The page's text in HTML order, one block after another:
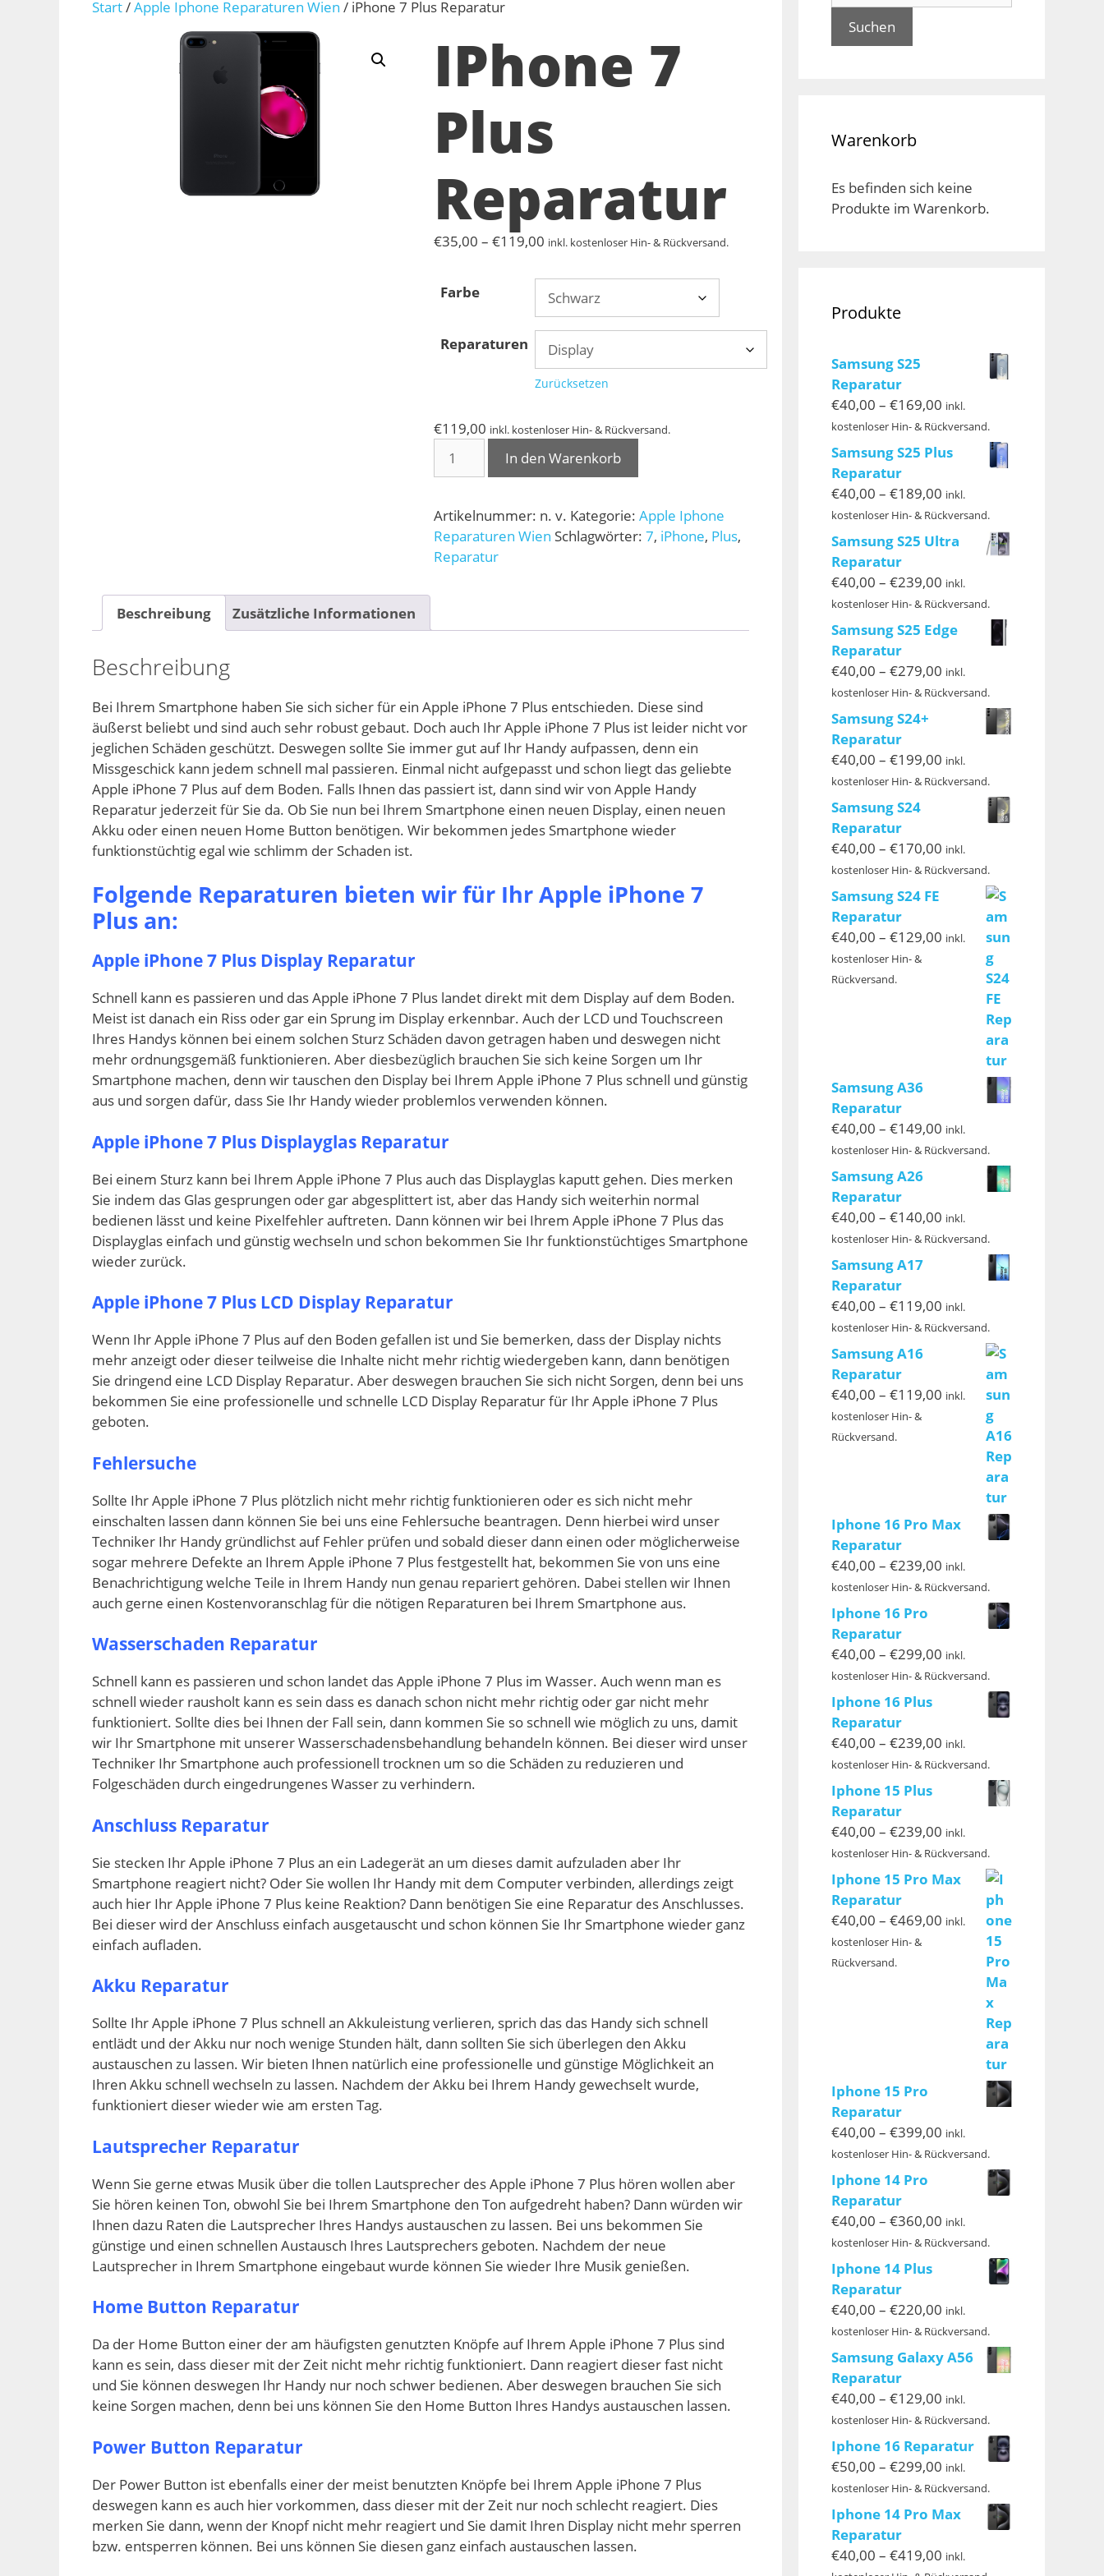
Start/Apple Iphone Reparaturen Wien / iPhone 7 Plus Reparatur
IPhone 7
Plus
Reparatur
€35,00 – €119,00 Preisspanne:
bis
€119,00
inkl. kostenloser Hin- & Rückversand.
Farbe
Reparaturen
Zurücksetzen
€119,00 inkl. kostenloser Hin- & Rückversand.
Reparatur
Menge
In den Warenkorb
Artikelnummer: n. v. Kategorie: Apple Iphone
Reparaturen Wien Schlagwörter: 7, iPhone, Plus,
Reparatur
Beschreibung Zusätzliche Informationen
Beschreibung
Bei Ihrem Smartphone haben Sie sich sicher für ein Apple iPhone 7 Plus entschieden. Diese sind
äußerst beliebt und sind auch sehr robust gebaut. Doch auch Ihr Apple iPhone 7 Plus ist leider nicht vor
jeglichen Schäden geschützt. Deswegen sollte Sie immer gut auf Ihr Handy aufpassen, denn ein
Missgeschick kann jedem schnell mal passieren. Einmal nicht aufgepasst und schon liegt das geliebte
Apple iPhone 7 Plus auf dem Boden. Falls Ihnen das passiert ist, dann sind wir von Apple Handy
Reparatur jederzeit für Sie da. Ob Sie nun bei Ihrem Smartphone einen neuen Display, einen neuen
Akku oder einen neuen Home Button benötigen. Wir bekommen jedes Smartphone wieder
funktionstüchtig egal wie schlimm der Schaden ist.
Folgende Reparaturen bieten wir für Ihr Apple iPhone 7
Plus an:
Apple iPhone 7 Plus Display Reparatur
Schnell kann es passieren und das Apple iPhone 7 Plus landet direkt mit dem Display auf dem Boden.
Meist ist danach ein Riss oder gar ein Sprung im Display erkennbar. Auch der LCD und Touchscreen
Ihres Handys können bei einem solchen Sturz Schäden davon getragen haben und deswegen nicht
mehr ordnungsgemäß funktionieren. Aber diesbezüglich brauchen Sie sich keine Sorgen um Ihr
Smartphone machen, denn wir tauschen den Display bei Ihrem Apple iPhone 7 Plus schnell und günstig
aus und sorgen dafür, dass Sie Ihr Handy wieder problemlos verwenden können.
Apple iPhone 7 Plus Displayglas Reparatur
Bei einem Sturz kann bei Ihrem Apple iPhone 7 Plus auch das Displayglas kaputt gehen. Dies merken
Sie indem das Glas gesprungen oder gar abgesplittert ist, aber das Handy sich weiterhin normal
bedienen lässt und keine Pixelfehler auftreten. Dann können wir bei Ihrem Apple iPhone 7 Plus das
Displayglas einfach und günstig wechseln und schon bekommen Sie Ihr funktionstüchtiges Smartphone
wieder zurück.
Apple iPhone 7 Plus LCD Display Reparatur
Wenn Ihr Apple iPhone 7 Plus auf den Boden gefallen ist und Sie bemerken, dass der Display nichts
mehr anzeigt oder dieser teilweise die Inhalte nicht mehr richtig wiedergeben kann, dann benötigen
Sie dringend eine LCD Display Reparatur. Aber deswegen brauchen Sie sich nicht Sorgen, denn bei uns
bekommen Sie eine professionelle und schnelle LCD Display Reparatur für Ihr Apple iPhone 7 Plus
geboten.
Fehlersuche
Sollte Ihr Apple iPhone 7 Plus plötzlich nicht mehr richtig funktionieren oder es sich nicht mehr
einschalten lassen dann können Sie bei uns eine Fehlersuche beantragen. Denn hierbei wird unser
Techniker Ihr Handy gründlichst auf Fehler prüfen und sobald dieser dann einen oder möglicherweise
sogar mehrere Defekte an Ihrem Apple iPhone 7 Plus festgestellt hat, bekommen Sie von uns eine
Benachrichtigung welche Teile in Ihrem Handy nun genau repariert gehören. Dabei stellen wir Ihnen
auch gerne einen Kostenvoranschlag für die nötigen Reparaturen bei Ihrem Smartphone aus.
Wasserschaden Reparatur
Schnell kann es passieren und schon landet das Apple iPhone 7 Plus im Wasser. Auch wenn man es
schnell wieder rausholt kann es sein dass es danach schon nicht mehr richtig oder gar nicht mehr
funktioniert. Sollte dies bei Ihnen der Fall sein, dann kommen Sie so schnell wie möglich zu uns, damit
wir Ihr Smartphone mit unserer Wasserschadensbehandlung behandeln können. Bei dieser wird unser
Techniker Ihr Smartphone auch professionell trocknen um so die Schäden zu reduzieren und
Folgeschäden durch eingedrungenes Wasser zu verhindern.
Anschluss Reparatur
Sie stecken Ihr Apple iPhone 7 Plus an ein Ladegerät an um dieses damit aufzuladen aber Ihr
Smartphone reagiert nicht? Oder Sie wollen Ihr Handy mit dem Computer verbinden, allerdings zeigt
auch hier Ihr Apple iPhone 7 Plus keine Reaktion? Dann benötigen Sie eine Reparatur des Anschlusses.
Bei dieser wird der Anschluss einfach ausgetauscht und schon können Sie Ihr Smartphone wieder ganz
einfach aufladen.
Akku Reparatur
Sollte Ihr Apple iPhone 7 Plus schnell an Akkuleistung verlieren, sprich das das Handy sich schnell
entlädt und der Akku nur noch wenige Stunden hält, dann sollten Sie sich überlegen den Akku
austauschen zu lassen. Wir bieten Ihnen natürlich eine professionelle und günstige Möglichkeit an
Ihren Akku schnell wechseln zu lassen. Nachdem der Akku bei Ihrem Handy gewechselt wurde,
funktioniert dieser wieder wie am ersten Tag.
Lautsprecher Reparatur
Wenn Sie gerne etwas Musik über die tollen Lautsprecher des Apple iPhone 7 Plus hören wollen aber
Sie hören keinen Ton, obwohl Sie bei Ihrem Smartphone den Ton aufgedreht haben? Dann würden wir
Ihnen dazu Raten die Lautsprecher Ihres Handys austauschen zu lassen. Bei uns bekommen Sie
günstige und einen schnellen Austausch Ihres Lautsprechers geboten. Nachdem der neue
Lautsprecher in Ihrem Smartphone eingebaut wurde können Sie wieder Ihre Musik genießen.
Home Button Reparatur
Da der Home Button einer der am häufigsten genutzten Knöpfe auf Ihrem Apple iPhone 7 Plus sind
kann es sein, dass dieser mit der Zeit nicht mehr richtig funktioniert. Dann reagiert dieser fast nicht
und Sie können deswegen Ihr Handy nur noch schwer bedienen. Aber deswegen brauchen Sie sich
keine Sorgen machen, denn bei uns können Sie den Home Button Ihres Handys austauschen lassen.
Power Button Reparatur
Der Power Button ist ebenfalls einer der meist benutzten Knöpfe bei Ihrem Apple iPhone 7 Plus
deswegen kann es auch hier vorkommen, dass dieser mit der Zeit nur noch schlecht reagiert. Dies
merken Sie dann, wenn der Knopf nicht mehr reagiert und Sie damit Ihren Display nicht mehr sperren
bzw. entsperren können. Bei uns können Sie diesen ganz einfach austauschen lassen.
Suchen
Warenkorb
Es befinden sich keine
Produkte im Warenkorb.
Produkte
Samsung S25
Reparatur
€40,00 – €169,00 Preisspanne:
€40,00
€169,00
inkl.
kostenloser Hin- & Rückversand.
Samsung S25 Plus
Reparatur
€40,00 – €189,00 Preisspanne:
€40,00
bis
€189,00
inkl.
kostenloser Hin- & Rückversand.
Samsung S25 Ultra
Reparatur
€40,00 – €239,00 Preisspanne:
€40,00
€239,00
inkl.
kostenloser Hin- & Rückversand.
Samsung S25 Edge
Reparatur
€40,00 – €279,00 Preisspanne:
€40,00
€279,00
inkl.
kostenloser Hin- & Rückversand.
Samsung S24+
Reparatur
€40,00 – €199,00 Preisspanne:
€40,00
€199,00
inkl.
kostenloser Hin- & Rückversand.
Samsung S24
Reparatur
€40,00 – €170,00 Preisspanne:
€40,00
inkl.
kostenloser Hin- & Rückversand.
Samsung S24 FE
Reparatur
€40,00 – €129,00 Preisspanne:
€129,00
inkl.
kostenloser Hin- &
Rückversand.
Samsung A36
Reparatur
€40,00 – €149,00 Preisspanne:
€40,00
€149,00
inkl.
kostenloser Hin- & Rückversand.
Samsung A26
Reparatur
€40,00 – €140,00 Preisspanne:
€40,00
€140,00
inkl.
kostenloser Hin- & Rückversand.
Samsung A17
Reparatur
€40,00 – €119,00 Preisspanne:
€40,00
inkl.
kostenloser Hin- & Rückversand.
Samsung A16
Reparatur
€40,00 – €119,00 Preisspanne:
€119,00
inkl.
kostenloser Hin- &
Rückversand.
Iphone 16 Pro Max
Reparatur
€40,00 – €239,00 Preisspanne:
€40,00
€239,00
inkl.
kostenloser Hin- & Rückversand.
Iphone 16 Pro
Reparatur
€40,00 – €299,00 Preisspanne:
€40,00
€299,00
inkl.
kostenloser Hin- & Rückversand.
Iphone 16 Plus
Reparatur
€40,00 – €239,00 Preisspanne:
€40,00
€239,00
inkl.
kostenloser Hin- & Rückversand.
Iphone 15 Plus
Reparatur
€40,00 – €239,00 Preisspanne:
€40,00
bis
inkl.
kostenloser Hin- & Rückversand.
Iphone 15 Pro Max
Reparatur
€40,00 – €469,00 Preisspanne:
€469,00
inkl.
kostenloser Hin- &
Rückversand.
Iphone 15 Pro
Reparatur
€40,00 – €399,00 Preisspanne:
€40,00
€399,00
inkl.
kostenloser Hin- & Rückversand.
Iphone 14 Pro
Reparatur
€40,00 – €360,00 Preisspanne:
€40,00
€360,00
inkl.
kostenloser Hin- & Rückversand.
Iphone 14 Plus
Reparatur
€40,00 – €220,00 Preisspanne:
€40,00
bis
€220,00
inkl.
kostenloser Hin- & Rückversand.
Samsung Galaxy A56
Reparatur
€40,00 – €129,00 Preisspanne:
€40,00
bis
€129,00
inkl.
kostenloser Hin- & Rückversand.
Iphone 16 Reparatur
€50,00 – €299,00 Preisspanne:
€50,00
bis
€299,00
inkl.
kostenloser Hin- & Rückversand.
Iphone 14 Pro Max
Reparatur
€40,00 – €419,00 Preisspanne:
inkl.